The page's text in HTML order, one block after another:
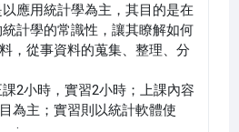
應用統計學為主，其目的是在
計學的常識性，讓其瞭解如何
，從事資料的蒐集、整理、分
2小時，實習2小時；上課內容
為主；實習則以統計軟體使